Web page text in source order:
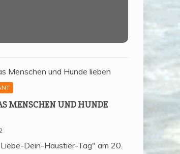
MEN­SCHEN UND HUN­DE
Dein-Haustier-Tag" am 20.